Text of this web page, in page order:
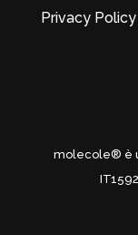
Privacy Policy
molecole® è